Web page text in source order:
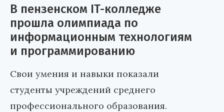
В пензенском IT-колледже
прошла олимпиада по
информационным технологиям
и программированию
Свои умения и навыки показали
студенты учреждений среднего
профессионального образования.